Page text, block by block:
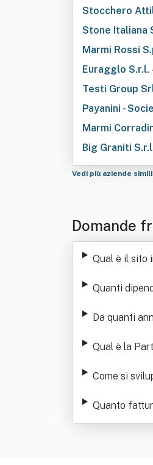
Stocchero
Stone Italiana
Marmi Rossi
Euragglo S.r.l.
Testi Group
Payanini -
Marmi
Big Graniti
Vedi più aziende simili
Domande
Qual è il sito
Quanti
Da quanti
Qual è la
Come si
Quanto